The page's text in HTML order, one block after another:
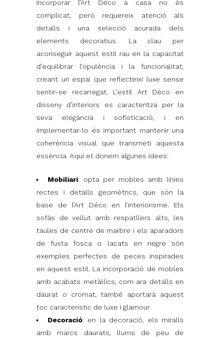
Incorporar l’Art Déco a casa no és
complicat, però requereix atenció als
detalls i una selecció acurada dels
elements decoratius. La clau per
aconseguir aquest estil rau en la capacitat
d’equilibrar l’opulència i la funcionalitat,
creant un espai que reflecteixi luxe sense
sentir-se recarregat. L’estil Art Déco en
disseny d’interiors es caracteritza per la
seva elegància i sofisticació, i en
implementar-lo és important mantenir una
coherència visual que transmeti aquesta
essència. Aquí et donem algunes idees:
Mobiliari: opta per mobles amb línies
rectes i detalls geomètrics, que són la
base de l’Art Déco en l’interiorisme. Els
sofàs de vellut amb respatllers alts, les
taules de centre de marbre i els aparadors
de fusta fosca o lacats en negre són
exemples perfectes de peces inspirades
en aquest estil. La incorporació de mobles
amb acabats metàl·lics, com ara detalls en
daurat o cromat, també aportarà aquest
toc característic de luxe i glamour.
Decoració: en la decoració, els miralls
amb marcs daurats, llums de peu de